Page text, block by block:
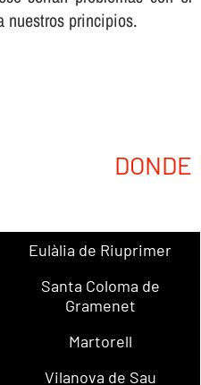
nuestros principios.
DONDE
Eulàlia de Riuprimer
Santa Coloma de
Gramenet
Martorell
Vilanova de Sau